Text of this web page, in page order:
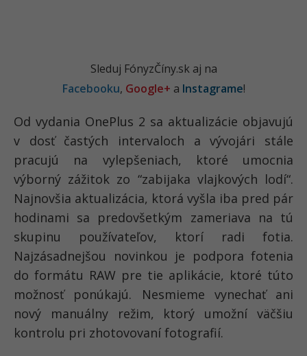
Sleduj FónyzČíny.sk aj na
Facebooku, Google+ a Instagrame!
Od vydania OnePlus 2 sa aktualizácie objavujú
v dosť častých intervaloch a vývojári stále
pracujú na vylepšeniach, ktoré umocnia
výborný zážitok zo “zabijaka vlajkových lodí“.
Najnovšia aktualizácia, ktorá vyšla iba pred pár
hodinami sa predovšetkým zameriava na tú
skupinu používateľov, ktorí radi fotia.
Najzásadnejšou novinkou je podpora fotenia
do formátu RAW pre tie aplikácie, ktoré túto
možnosť ponúkajú. Nesmieme vynechať ani
nový manuálny režim, ktorý umožní väčšiu
kontrolu pri zhotovovaní fotografií.